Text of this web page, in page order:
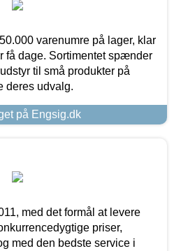
varenumre på lager, klar
få dage. Sortimentet spænder
til små produkter på
deres udvalg.
på Engsig.dk
med det formål at levere
priser,
med den bedste service i